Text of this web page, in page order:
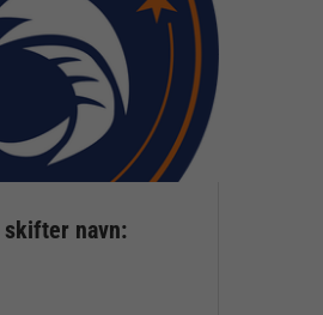
skifter navn: